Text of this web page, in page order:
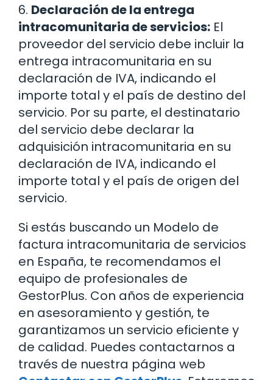
6. Declaración de la entrega
intracomunitaria de servicios: El
proveedor del servicio debe incluir la
entrega intracomunitaria en su
declaración de IVA, indicando el
importe total y el país de destino del
servicio. Por su parte, el destinatario
del servicio debe declarar la
adquisición intracomunitaria en su
declaración de IVA, indicando el
importe total y el país de origen del
servicio.
Si estás buscando un Modelo de
factura intracomunitaria de servicios
en España, te recomendamos el
equipo de profesionales de
GestorPlus. Con años de experiencia
en asesoramiento y gestión, te
garantizamos un servicio eficiente y
de calidad. Puedes contactarnos a
través de nuestra página web